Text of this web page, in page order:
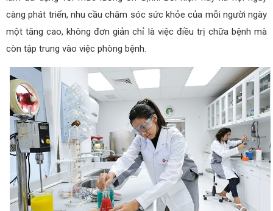
càng phát triển, nhu cầu chăm sóc sức khỏe của mỗi người ngày
một tăng cao, không đơn giản chỉ là việc điều trị chữa bệnh mà
còn tập trung vào việc phòng bệnh.